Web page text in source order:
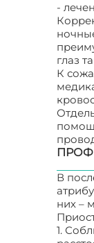
-
глаз
К
В
них –
1.